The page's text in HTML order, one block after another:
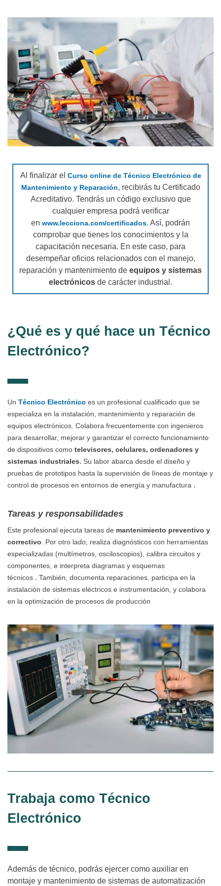
Al finalizar el Curso online de Técnico Electrónico de
Mantenimiento y Reparación, recibirás tu Certificado
Acreditativo. Tendrás un código exclusivo que
cualquier empresa podrá verificar
en www.lecciona.com/certificados. Así, podrán
comprobar que tienes los conocimientos y la
capacitación necesaria. En este caso, para
desempeñar oficios relacionados con el manejo,
reparación y mantenimiento de equipos y sistemas
electrónicos de carácter industrial.
¿Qué es y qué hace un Técnico
Electrónico?
Un Técnico Electrónico es un profesional cualificado que se
especializa en la instalación, mantenimiento y reparación de
equipos electrónicos. Colabora frecuentemente con ingenieros
para desarrollar, mejorar y garantizar el correcto funcionamiento
de dispositivos como televisores, celulares, ordenadores y
sistemas industriales. Su labor abarca desde el diseño y
pruebas de prototipos hasta la supervisión de líneas de montaje y
control de procesos en entornos de energía y manufactura .
Tareas y responsabilidades
Este profesional ejecuta tareas de mantenimiento preventivo y
correctivo . Por otro lado, realiza diagnósticos con herramientas
especializadas (multímetros, osciloscopios), calibra circuitos y
componentes, e interpreta diagramas y esquemas
técnicos . También, documenta reparaciones, participa en la
instalación de sistemas eléctricos e instrumentación, y colabora
en la optimización de procesos de producción
Trabaja como Técnico
Electrónico
Además de técnico, podrás ejercer como auxiliar en
montaje y mantenimiento de sistemas de automatización